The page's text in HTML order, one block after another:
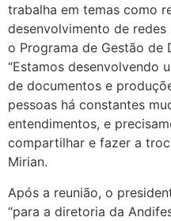
trabalha em temas como
desenvolvimento de
o Programa de Gestão de
“Estamos desenvolvendo
de documentos e
pessoas há constantes
entendimentos, e
compartilhar e fazer a
Mirian.
Após a reunião, o
“para a diretoria da